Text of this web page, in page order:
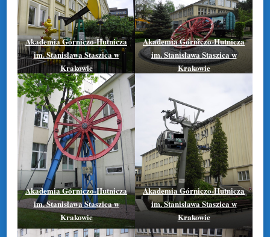
Akademia Górniczo-Hutnicza
im. Stanisława Staszica w
Krakowie
Akademia Górniczo-Hutnicza
im. Stanisława Staszica w
Krakowie
Akademia Górniczo-Hutnicza
im. Stanisława Staszica w
Krakowie
Akademia Górniczo-Hutnicza
im. Stanisława Staszica w
Krakowie